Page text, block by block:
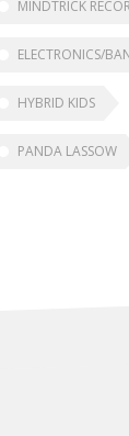
MINDTRICK
ELECTRONICS/
HYBRID KIDS
PANDA LASSOW